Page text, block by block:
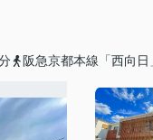
阪急京都本線「西向